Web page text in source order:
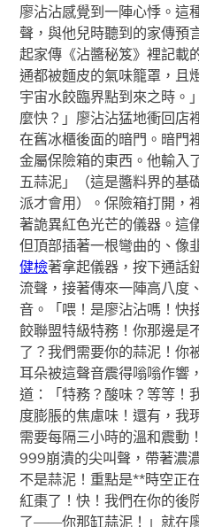
廖沾沾感覺到一陣心悸。這
聲，與他兒時聽到的家傳預
起家傳《沾醬秘笈》裡記載
通都被麵皮的氣味籠罩，且
宇宙水餃臨界點到來之時。
麼快？」廖沾沾猛地衝回店
在舊冰櫃後面的暗門。暗門
金屬保險箱的東西。他輸入
五蒜泥」（這是醬料界的基
派才會用）。保險箱打開，
著詭異紅色光芒的儀器。這
但頂部插著一根彎曲的、像
健檢著拿起儀器，按下通
流聲，接著傳來一陣高八度
音。「喂！是廖沾沾嗎！快
餃聯盟特級特務！你那邊是
了？我們需要你的蒜泥！你
耳朵被這聲音震得嗡嗡作響
道：「特務？酸味？等等！
度膨脹的焦慮味！還有，我
需要每隔三小時的溫和震動
999崩潰的尖叫聲，帶著濃
不是蒜泥！重點是**時空正
紅棗了！快！我們在你的後
了——你那缸蒜泥！」就在